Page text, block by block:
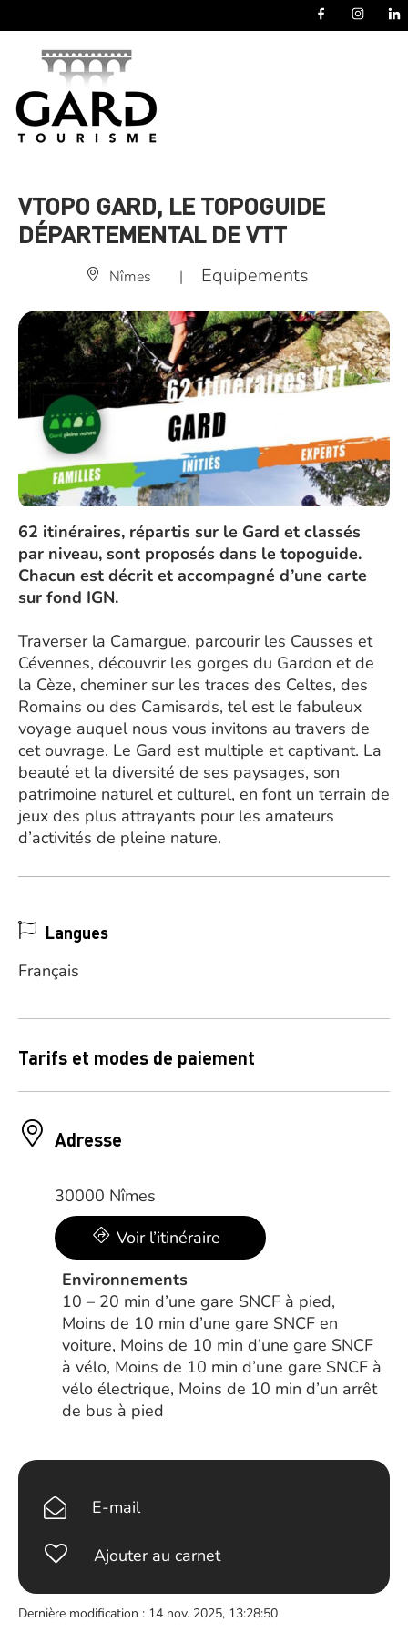
VTOPO GARD, LE TOPOGUIDE
DÉPARTEMENTAL DE VTT
Nîmes | Equipements
62 itinéraires, répartis sur le Gard et classés
par niveau, sont proposés dans le topoguide.
Chacun est décrit et accompagné d’une carte
sur fond IGN.
Traverser la Camargue, parcourir les Causses et
Cévennes, découvrir les gorges du Gardon et de
la Cèze, cheminer sur les traces des Celtes, des
Romains ou des Camisards, tel est le fabuleux
voyage auquel nous vous invitons au travers de
cet ouvrage. Le Gard est multiple et captivant. La
beauté et la diversité de ses paysages, son
patrimoine naturel et culturel, en font un terrain de
jeux des plus attrayants pour les amateurs
d’activités de pleine nature.
Langues
Français
Tarifs et modes de paiement
Adresse
30000 Nîmes
Voir l’itinéraire
Environnements
10 – 20 min d’une gare SNCF à pied,
Moins de 10 min d’une gare SNCF en
voiture, Moins de 10 min d’une gare SNCF
à vélo, Moins de 10 min d’une gare SNCF à
vélo électrique, Moins de 10 min d’un arrêt
de bus à pied
E-mail
Ajouter au carnet
Dernière modification : 14 nov. 2025, 13:28:50